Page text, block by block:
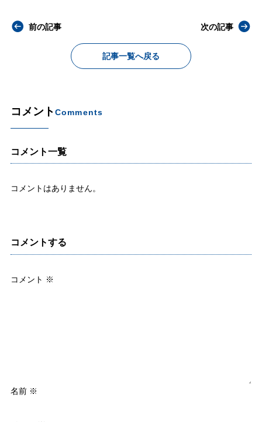
前の記事
記事一覧へ戻る
次の記事
コメントComments
コメント一覧
コメントはありません。
コメントする
コメント ※
名前 ※